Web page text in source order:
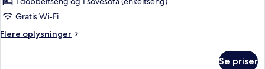
SeaGratis Wi-Fi
Flere oplysninger
Flere
Se priser